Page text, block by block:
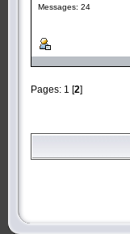
Messages: 24
Pages: 1 [2]